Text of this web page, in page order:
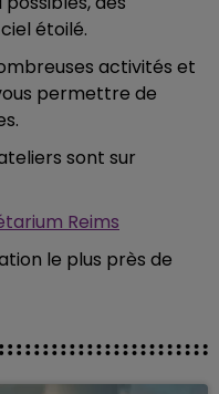
étoilé.
activités et
permettre de
sont sur
Reims
le plus près de